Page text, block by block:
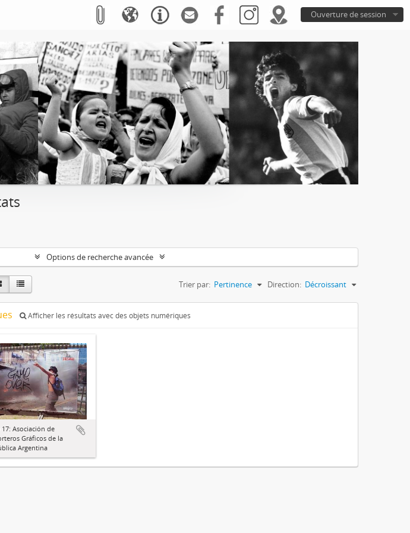
Ouverture de session
Options de recherche avancée
Trier par: Pertinence Direction: Décroissant
Afficher les résultats avec des objets numériques
17: Asociación de
Gráficos de la
Argentina